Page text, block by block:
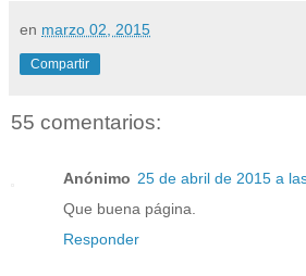
en marzo 02, 2015
Compartir
55 comentarios:
Anónimo 25 de abril de 2015 a
Que buena página.
Responder